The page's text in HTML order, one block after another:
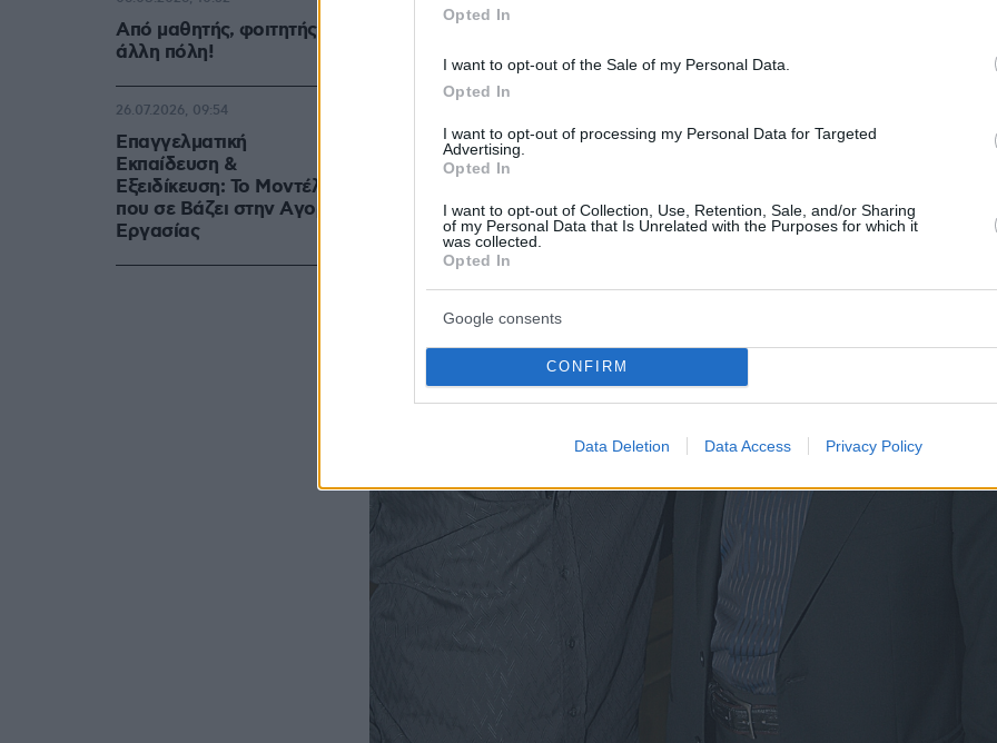
Opted In
I want to opt-out of the Sale of my Personal Data.
Opted In
I want to opt-out of processing my Personal Data for Targeted
Advertising.
Opted In
I want to opt-out of Collection, Use, Retention, Sale, and/or Sharing
of my Personal Data that Is Unrelated with the Purposes for which it
was collected.
Opted In
Google consents
CONFIRM
Data Deletion Data Access Privacy Policy
Από μαθητής, φοιτητής σε
άλλη πόλη!
Επαγγελματική
Εκπαίδευση &
Εξειδίκευση: Το Mοντέλο
που σε Bάζει στην Aγορά
Eργασίας
26.07.2026, 09:54